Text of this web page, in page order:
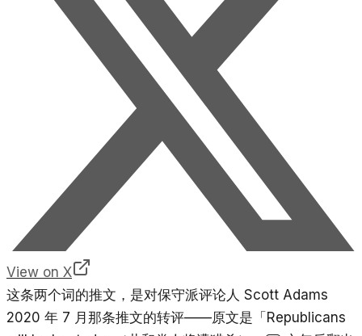
View on X
这条两个词的推文，是对保守派评论人 Scott Adams
2020 年 7 月那条推文的转评——原文是「Republicans